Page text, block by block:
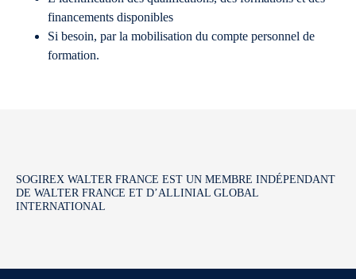
financements disponibles
Si besoin, par la mobilisation du compte personnel de
formation.
SOGIREX WALTER FRANCE EST UN MEMBRE INDÉPENDANT
DE WALTER FRANCE ET D’ALLINIAL GLOBAL
INTERNATIONAL